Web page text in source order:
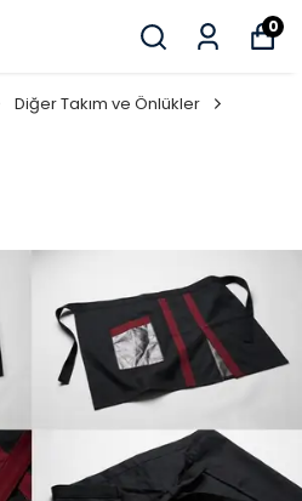
0
Diğer Takım ve Önlükler